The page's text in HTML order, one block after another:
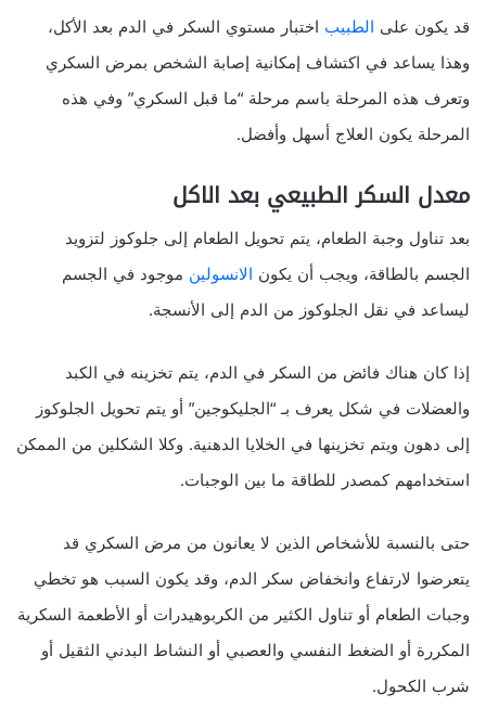
قد يكون على الطبيب اختبار مستوي السكر في الدم بعد الأكل،
وهذا يساعد في اكتشاف إمكانية إصابة الشخص بمرض السكري
وتعرف هذه المرحلة باسم مرحلة “ما قبل السكري” وفي هذه
المرحلة يكون العلاج أسهل وأفضل.
معدل السكر الطبيعي بعد الاكل
بعد تناول وجبة الطعام، يتم تحويل الطعام إلى جلوكوز لتزويد
الجسم بالطاقة، ويجب أن يكون الانسولين موجود في الجسم
ليساعد في نقل الجلوكوز من الدم إلى الأنسجة.
إذا كان هناك فائض من السكر في الدم، يتم تخزينه في الكبد
والعضلات في شكل يعرف بـ “الجليكوجين” أو يتم تحويل الجلوكوز
إلى دهون ويتم تخزينها في الخلايا الدهنية. وكلا الشكلين من الممكن
استخدامهم كمصدر للطاقة ما بين الوجبات.
حتى بالنسبة للأشخاص الذين لا يعانون من مرض السكري قد
يتعرضوا لارتفاع وانخفاض سكر الدم، وقد يكون السبب هو تخطي
وجبات الطعام أو تناول الكثير من الكربوهيدرات أو الأطعمة السكرية
المكررة أو الضغط النفسي والعصبي أو النشاط البدني الثقيل أو
شرب الكحول.